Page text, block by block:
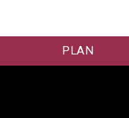
PLAN